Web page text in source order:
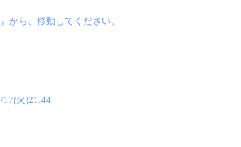
から、移動してください。
17(火)21:44